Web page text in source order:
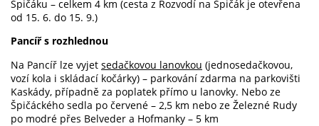
Špičáku – celkem 4 km (cesta z Rozvodí na Špičák je otevřena
od 15. 6. do 15. 9.)
Pancíř s rozhlednou
Na Pancíř lze vyjet sedačkovou lanovkou (jednosedačkovou,
vozí kola i skládací kočárky) – parkování zdarma na parkovišti
Kaskády, případně za poplatek přímo u lanovky. Nebo ze
Špičáckého sedla po červené – 2,5 km nebo ze Železné Rudy
po modré přes Belveder a Hofmanky – 5 km